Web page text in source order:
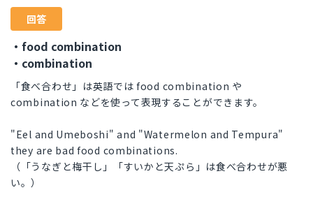
回答
・food combination
・combination
「食べ合わせ」は英語では food combination や
combination などを使って表現することができます。
"Eel and Umeboshi" and "Watermelon and Tempura"
they are bad food combinations.
（「うなぎと梅干し」「すいかと天ぷら」は食べ合わせが悪
い。）